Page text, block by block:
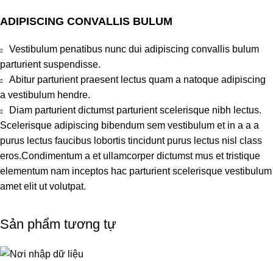
ADIPISCING CONVALLIS BULUM
Vestibulum penatibus nunc dui adipiscing convallis bulum
parturient suspendisse.
Abitur parturient praesent lectus quam a natoque adipiscing
a vestibulum hendre.
Diam parturient dictumst parturient scelerisque nibh lectus.
Scelerisque adipiscing bibendum sem vestibulum et in a a a
purus lectus faucibus lobortis tincidunt purus lectus nisl class
eros.Condimentum a et ullamcorper dictumst mus et tristique
elementum nam inceptos hac parturient scelerisque vestibulum
amet elit ut volutpat.
Sản phẩm tương tự